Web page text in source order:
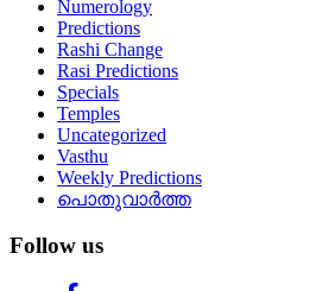
Numerology
Predictions
Rashi Change
Rasi Predictions
Specials
Temples
Uncategorized
Vasthu
Weekly Predictions
പൊതുവാർത്ത
Follow us